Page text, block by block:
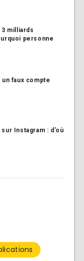
milliards
personne
faux compte
Instagram : d’où